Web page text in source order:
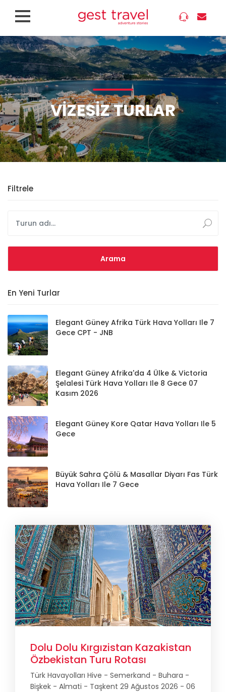
VIZESIZ TURLAR
Filtrele
En Yeni Turlar
Elegant Güney Afrika Türk Hava Yolları Ile 7
Gece CPT - JNB
Elegant Güney Afrika'da 4 Ülke & Victoria
Şelalesi Türk Hava Yolları Ile 8 Gece 07
Kasım 2026
Elegant Güney Kore Qatar Hava Yolları Ile 5
Gece
Büyük Sahra Çölü & Masallar Diyarı Fas Türk
Hava Yolları Ile 7 Gece
Dolu Dolu Kırgızistan Kazakistan
Özbekistan Turu Rotası
Türk Havayolları Hive - Semerkand - Buhara -
Bişkek - Almati - Taşkent 29 Ağustos 2026 - 06